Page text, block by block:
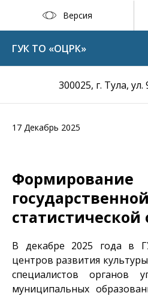
Версия
300025, г. Тула,
ГУК ТО «ОЦРК»
17 Декабрь 2025
Формирование
государственной
статистической
В декабре 2025 года в
центров развития
специалистов органов
муниципальных